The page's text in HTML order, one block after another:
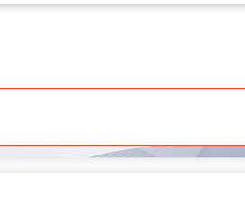
DSShop功能列表